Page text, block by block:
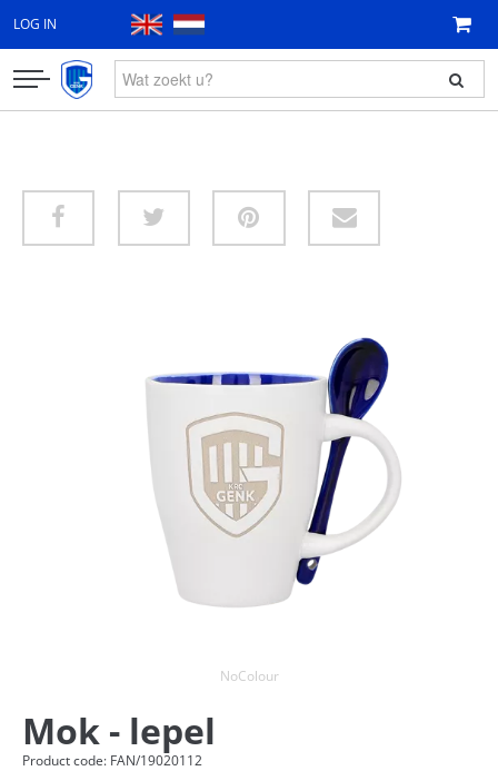
LOG IN
NoColour
Mok - lepel
Product code: FAN/19020112